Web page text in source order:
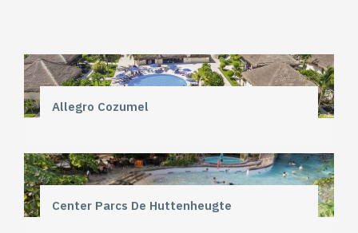
Allegro Cozumel
Center Parcs De Huttenheugte